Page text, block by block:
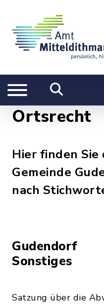
Ortsrecht
Hier finden
Gemeinde
nach
Gudendorf
Sonstiges
Satzung über die